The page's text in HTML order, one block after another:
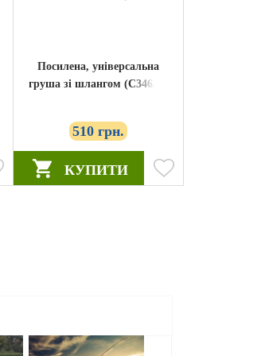
Посилена, універсальна
груша зі шлангом (C34634)
510 грн.
КУПИТИ